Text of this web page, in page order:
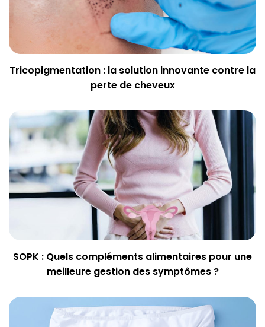
Tricopigmentation : la solution innovante contre la
perte de cheveux
SOPK : Quels compléments alimentaires pour une
meilleure gestion des symptômes ?